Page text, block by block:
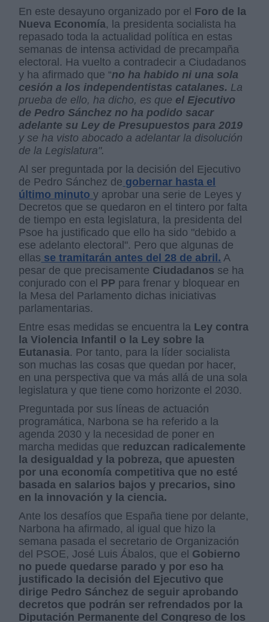
En este desayuno organizado por el Foro de la
Nueva Economía, la presidenta socialista ha
repasado toda la actualidad política en estas
semanas de intensa actividad de precampaña
electoral. Ha vuelto a contradecir a Ciudadanos
y ha afirmado que “no ha habido ni una sola
cesión a los independentistas catalanes. La
prueba de ello, ha dicho, es que el Ejecutivo
de Pedro Sánchez no ha podido sacar
adelante su Ley de Presupuestos para 2019
y se ha visto abocado a adelantar la disolución
de la Legislatura".
Al ser preguntada por la decisión del Ejecutivo
de Pedro Sánchez de gobernar hasta el
último minuto y aprobar una serie de Leyes y
Decretos que se quedaron en el tintero por falta
de tiempo en esta legislatura, la presidenta del
Psoe ha justificado que ello ha sido "debido a
ese adelanto electoral". Pero que algunas de
ellas se tramitarán antes del 28 de abril. A
pesar de que precisamente Ciudadanos se ha
conjurado con el PP para frenar y bloquear en
la Mesa del Parlamento dichas iniciativas
parlamentarias.
Entre esas medidas se encuentra la Ley contra
la Violencia Infantil o la Ley sobre la
Eutanasia. Por tanto, para la líder socialista
son muchas las cosas que quedan por hacer,
en una perspectiva que va más allá de una sola
legislatura y que tiene como horizonte el 2030.
Preguntada por sus líneas de actuación
programática, Narbona se ha referido a la
agenda 2030 y la necesidad de poner en
marcha medidas que reduzcan radicalemente
la desigualdad y la pobreza, que apuesten
por una economía competitiva que no esté
basada en salarios bajos y precarios, sino
en la innovación y la ciencia.
Ante los desafíos que España tiene por delante,
Narbona ha afirmado, al igual que hizo la
semana pasada el secretario de Organización
del PSOE, José Luis Ábalos, que el Gobierno
no puede quedarse parado y por eso ha
justificado la decisión del Ejecutivo que
dirige Pedro Sánchez de seguir aprobando
decretos que podrán ser refrendados por la
Diputación Permanente del Congreso de los